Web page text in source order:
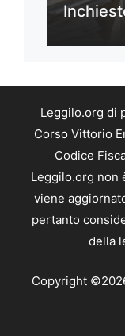
Leggilo.org di
Corso Vittorio
Codice
Leggilo.org non
viene
pertanto
della
Copyright